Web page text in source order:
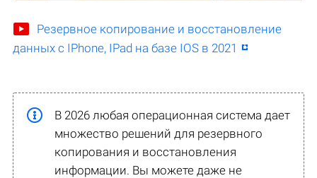
Резервное копирование и восстановление
данных с IPhone, IPad на базе IOS в 2021
В 2026 любая операционная система дает
множество решений для резервного
копирования и восстановления
информации. Вы можете даже не